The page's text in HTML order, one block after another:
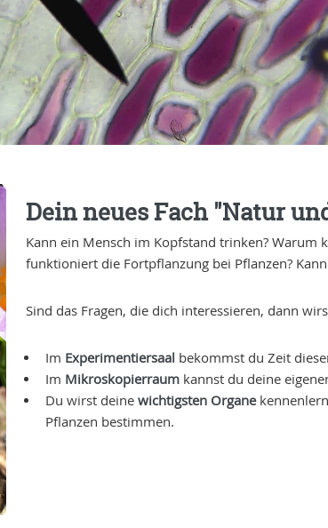
Dein neues Fach "Natur
Kann ein Mensch im Kopfstand trinken? Warum
funktioniert die Fortpflanzung bei Pflanzen?
Sind das Fragen, die dich interessieren, dann
Im Experimentiersaal bekommst du Zeit
Im Mikroskopierraumkannst du deine
Du wirst deine wichtigsten Organe
Pflanzen bestimmen.